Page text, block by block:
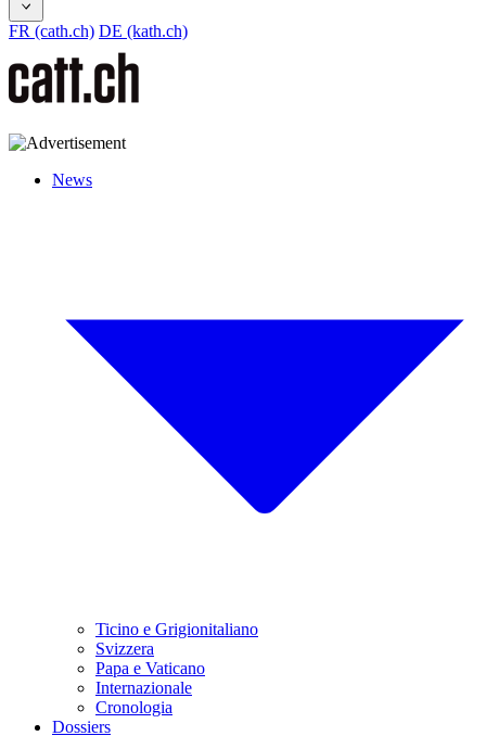
FR (cath.ch) DE (kath.ch)
News
Ticino e Grigionitaliano
Svizzera
Papa e Vaticano
Internazionale
Cronologia
Dossiers